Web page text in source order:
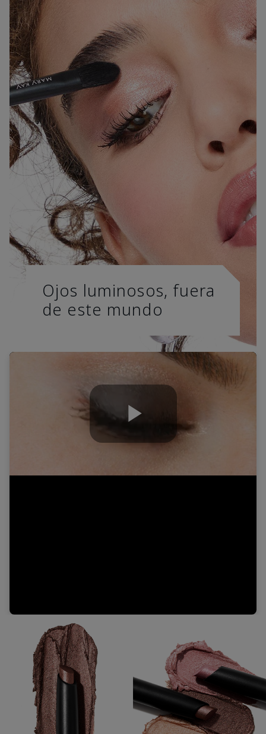
Ojos luminosos, fuera
de este mundo
Play